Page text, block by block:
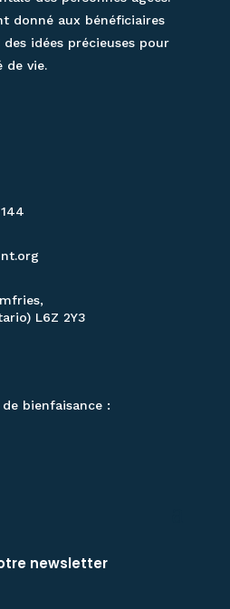
donné aux bénéficiaires
idées précieuses pour
de vie.
L6Z 2Y3
bienfaisance :
newsletter